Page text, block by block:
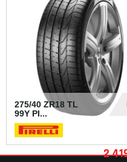
275/40 ZR18 TL
99Y PI...
2